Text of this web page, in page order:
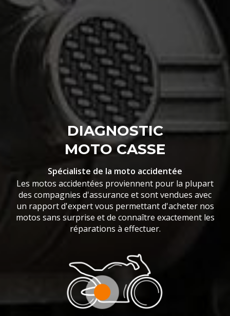
DIAGNOSTIC
MOTO CASSE
Spécialiste de la moto accidentée
Les motos accidentées proviennent pour la plupart
des compagnies d'assurance et sont vendues avec
un rapport d'expert vous permettant d'acheter nos
motos sans surprise et de connaître exactement les
réparations à effectuer.